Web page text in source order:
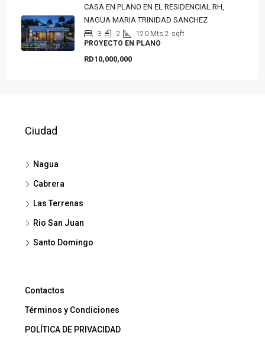
CASA EN PLANO EN EL RESIDENCIAL RH,
NAGUA MARIA TRINIDAD SANCHEZ
3 2 120 Mts.2 sqft
PROYECTO EN PLANO
RD10,000,000
Ciudad
Nagua
Cabrera
Las Terrenas
Rio San Juan
Santo Domingo
Contactos
Términos y Condiciones
POLÍTICA DE PRIVACIDAD